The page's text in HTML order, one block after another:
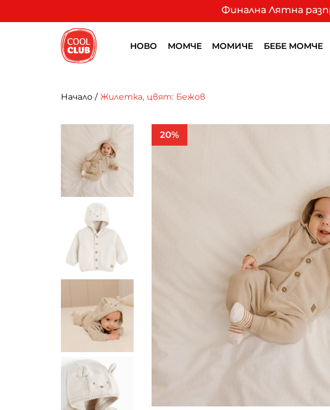
Финална Лятна
НОВО МОМЧЕ МОМИЧЕ БЕБЕ МОМЧЕ
Начало / Жилетка, цвят: Бежов
20%